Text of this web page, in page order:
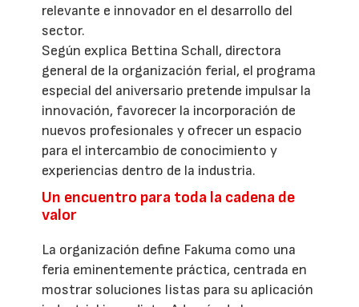
relevante e innovador en el desarrollo del
sector.
Según explica Bettina Schall, directora
general de la organización ferial, el programa
especial del aniversario pretende impulsar la
innovación, favorecer la incorporación de
nuevos profesionales y ofrecer un espacio
para el intercambio de conocimiento y
experiencias dentro de la industria.
Un encuentro para toda la cadena de
valor
La organización define Fakuma como una
feria eminentemente práctica, centrada en
mostrar soluciones listas para su aplicación